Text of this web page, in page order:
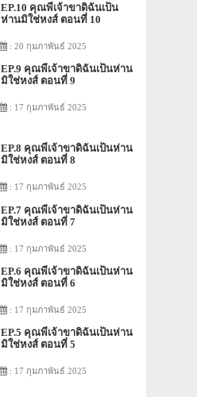
EP.10 คุณพี่เจ้าขาดิฉันเป็น
ห่านมิใช่หงส์ ตอนที่ 10
: 20 กุมภาพันธ์ 2025
EP.9 คุณพี่เจ้าขาดิฉันเป็นห่าน
มิใช่หงส์ ตอนที่ 9
: 17 กุมภาพันธ์ 2025
EP.8 คุณพี่เจ้าขาดิฉันเป็นห่าน
มิใช่หงส์ ตอนที่ 8
: 17 กุมภาพันธ์ 2025
EP.7 คุณพี่เจ้าขาดิฉันเป็นห่าน
มิใช่หงส์ ตอนที่ 7
: 17 กุมภาพันธ์ 2025
EP.6 คุณพี่เจ้าขาดิฉันเป็นห่าน
มิใช่หงส์ ตอนที่ 6
: 17 กุมภาพันธ์ 2025
EP.5 คุณพี่เจ้าขาดิฉันเป็นห่าน
มิใช่หงส์ ตอนที่ 5
: 17 กุมภาพันธ์ 2025